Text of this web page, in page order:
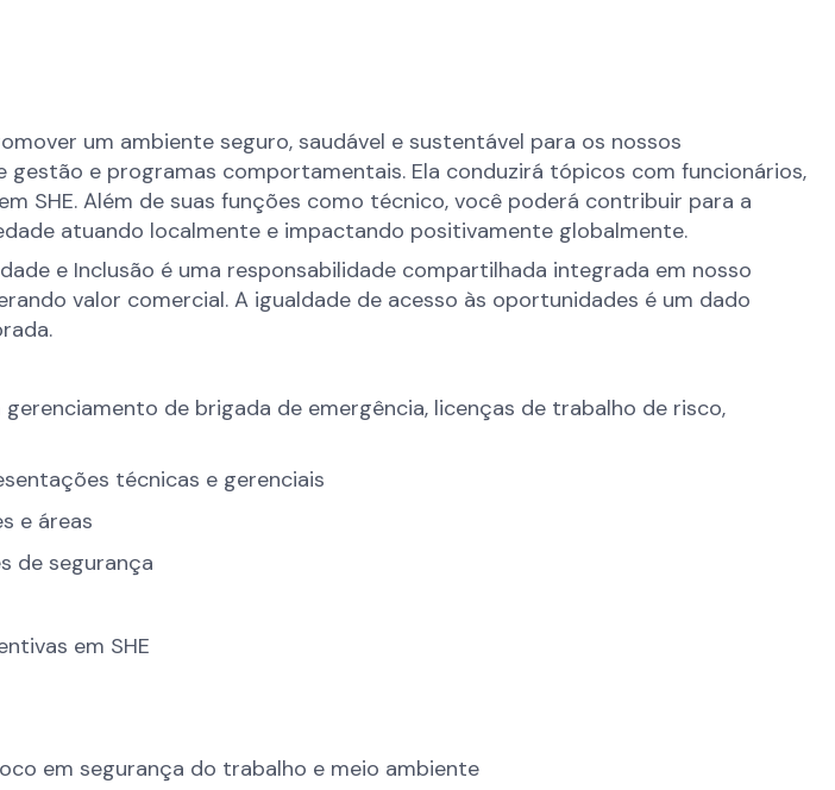
um ambiente seguro, saudável e sustentável para os nossos
e programas comportamentais. Ela conduzirá tópicos com funcionários,
SHE. Além de suas funções como técnico, você poderá contribuir para a
atuando localmente e impactando positivamente globalmente.
e Inclusão é uma responsabilidade compartilhada integrada em nosso
valor comercial. A igualdade de acesso às oportunidades é um dado
de brigada de emergência, licenças de trabalho de risco,
técnicas e gerenciais
e áreas
de segurança
em SHE
em segurança do trabalho e meio ambiente